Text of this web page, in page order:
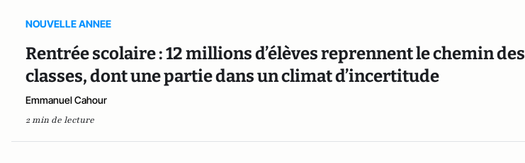
NOUVELLE ANNEE
Rentrée scolaire : 12 millions d’élèves reprennent le chemin des
classes, dont une partie dans un climat d’incertitude
Emmanuel Cahour
2 min de lecture